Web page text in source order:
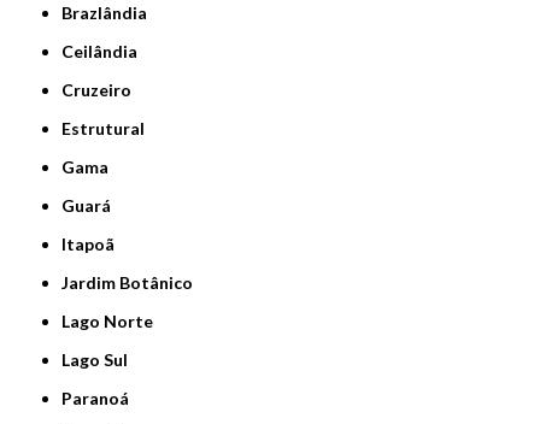
Brazlândia
Ceilândia
Cruzeiro
Estrutural
Gama
Guará
Itapoã
Jardim Botânico
Lago Norte
Lago Sul
Paranoá